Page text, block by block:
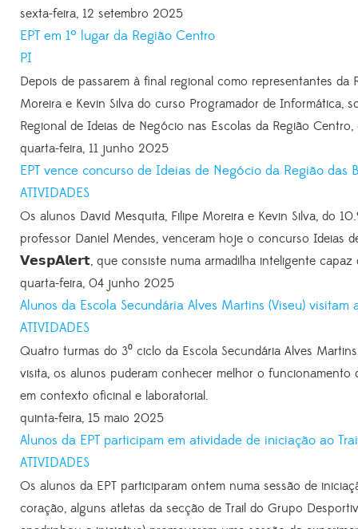
sexta-feira, 12 setembro 2025
EPT em 1º lugar da Região Centro
PI
Depois de passarem à final regional como representantes da
Moreira e Kevin Silva do curso Programador de Informática,
Regional de Ideias de Negócio nas Escolas da Região
quarta-feira, 11 junho 2025
EPT vence concurso de Ideias de Negócio da Região das
ATIVIDADES
Os alunos David Mesquita, Filipe Moreira e Kevin Silva, do
professor Daniel Mendes, venceram hoje o concurso Ideias
𝗩𝗲𝘀𝗽𝗔𝗹𝗲𝗿𝘁, que consiste numa armadilha inteligente capaz
quarta-feira, 04 junho 2025
Alunos da Escola Secundária Alves Martins (Viseu) visitam
ATIVIDADES
Quatro turmas do 3⁰ ciclo da Escola Secundária Alves
visita, os alunos puderam conhecer melhor o
em contexto oficinal e laboratorial.
quinta-feira, 15 maio 2025
Alunos da EPT participam em atividade de iniciação ao
ATIVIDADES
Os alunos da EPT participaram ontem numa sessão de
coração, alguns atletas da secção de Trail do Grupo